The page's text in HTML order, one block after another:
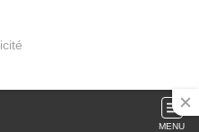
MENU